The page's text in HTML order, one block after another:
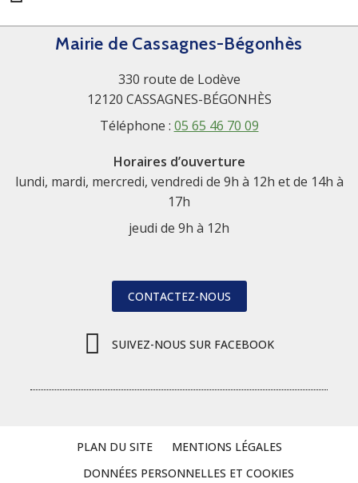
Mairie de Cassagnes-Bégonhès
330 route de Lodève
12120 CASSAGNES-BÉGONHÈS
Téléphone : 05 65 46 70 09
Horaires d’ouverture
lundi, mardi, mercredi, vendredi de 9h à 12h et de 14h à
17h
jeudi de 9h à 12h
CONTACTEZ-NOUS
SUIVEZ-NOUS SUR FACEBOOK
PLAN DU SITE
MENTIONS LÉGALES
DONNÉES PERSONNELLES ET COOKIES